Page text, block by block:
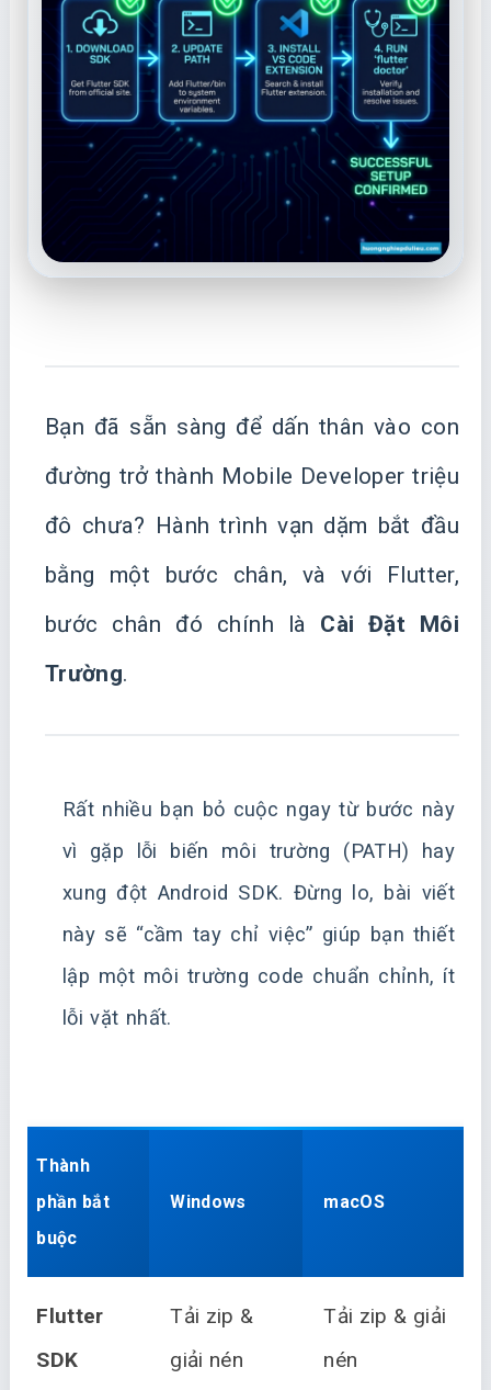
Bạn đã sẵn sàng để dấn thân vào con
đường trở thành Mobile Developer triệu
đô chưa? Hành trình vạn dặm bắt đầu
bằng một bước chân, và với Flutter,
bước chân đó chính là Cài Đặt Môi
Trường.
Rất nhiều bạn bỏ cuộc ngay từ bước này
vì gặp lỗi biến môi trường (PATH) hay
xung đột Android SDK. Đừng lo, bài viết
này sẽ “cầm tay chỉ việc” giúp bạn thiết
lập một môi trường code chuẩn chỉnh, ít
lỗi vặt nhất.
Thành
phần bắt
buộc
Windows macOS
Flutter
SDK
Tải zip &
giải nén
Tải zip & giải
nén